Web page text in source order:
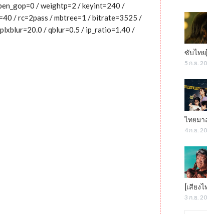
/ weightp=2 / keyint=240 /
/ rc=2pass / mbtree=1 / bitrate=3525 /
/ qblur=0.5 / ip_ratio=1.40 /
ซับไทย]
5 ก.ย.
ไทยมา
4 ก.ย.
[เสียง
3 ก.ย.